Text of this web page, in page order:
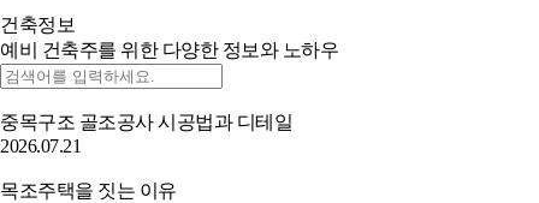
건축정보
예비 건축주를 위한 다양한 정보와 노하우
중목구조 골조공사 시공법과 디테일
2026.07.21
목조주택을 짓는 이유